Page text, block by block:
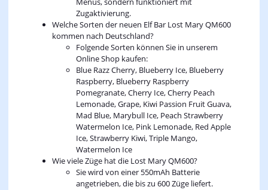
Zugaktivierung.
Welche Sorten der neuen Elf Bar Lost Mary QM600
kommen nach Deutschland?
Folgende Sorten können Sie in unserem
Online Shop kaufen:
Blue Razz Cherry, Blueberry Ice, Blueberry
Raspberry, Blueberry Raspberry
Pomegranate, Cherry Ice, Cherry Peach
Lemonade, Grape, Kiwi Passion Fruit Guava,
Mad Blue, Marybull Ice, Peach Strawberry
Watermelon Ice, Pink Lemonade, Red Apple
Ice, Strawberry Kiwi, Triple Mango,
Watermelon Ice
Wie viele Züge hat die Lost Mary QM600?
Sie wird von einer 550mAh Batterie
angetrieben, die bis zu 600 Züge liefert.